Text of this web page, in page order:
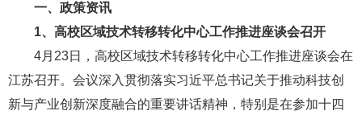
一、政策资讯
1、 高校区域技术转移转化中心工作推进座谈会召开
4月23日，高校区域技术转移转化中心工作推进座谈会在
江苏召开。会议深入贯彻落实习近平总书记关于推动科技创
新与产业创新深度融合的重要讲话精神，特别是在参加十四